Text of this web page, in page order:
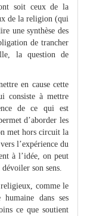
soit ceux de la
de la religion (qui
une synthèse des
de trancher
la question de
en cause cette
consiste à mettre
de ce qui est
d’aborder les
met hors circuit la
l’expérience du
à l’idée, on peut
son sens.
religieux, comme le
dans ses
ce que soutient